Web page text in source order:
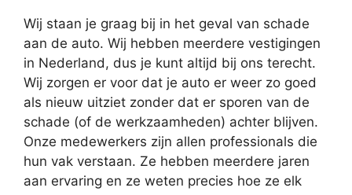
Wij staan je graag bij in het geval van schade
aan de auto. Wij hebben meerdere vestigingen
in Nederland, dus je kunt altijd bij ons terecht.
Wij zorgen er voor dat je auto er weer zo goed
als nieuw uitziet zonder dat er sporen van de
schade (of de werkzaamheden) achter blijven.
Onze medewerkers zijn allen professionals die
hun vak verstaan. Ze hebben meerdere jaren
aan ervaring en ze weten precies hoe ze elk